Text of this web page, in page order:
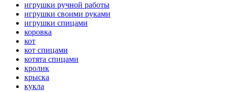
игрушки ручной работы
игрушки своими руками
игрушки спицами
коровка
кот
кот спицами
котята спицами
кролик
крыска
кукла